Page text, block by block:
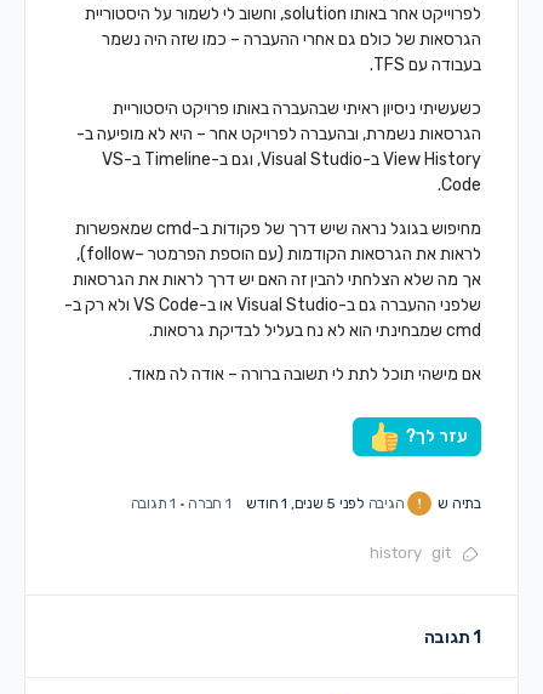
לפרוייקט אחר באותו solution, וחשוב לי לשמור על היסטוריית
הגרסאות של כולם גם אחרי ההעברה – כמו שזה היה נשמר
בעבודה עם TFS.
כשעשיתי ניסיון ראיתי שבהעברה באותו פרויקט היסטוריית
הגרסאות נשמרת, ובהעברה לפרויקט אחר – היא לא מופיעה ב-
View History ב-Visual Studio, וגם ב-Timeline ב-VS
Code.
מחיפוש בגוגל נראה שיש דרך של פקודות ב-cmd שמאפשרות
לראות את הגרסאות הקודמות (עם הוספת הפרמטר –follow),
אך מה שלא הצלחתי להבין זה האם יש דרך לראות את הגרסאות
שלפני ההעברה גם ב-Visual Studio או ב-VS Code ולא רק ב-
cmd שמבחינתי הוא לא נח בעליל לבדיקת גרסאות.
אם מישהי תוכל לתת לי תשובה ברורה – אודה לה מאוד.
עזר לך?
בתיה ש הגיבהלפני 5 שנים, 1 חודש · 1 תגובה
git
history